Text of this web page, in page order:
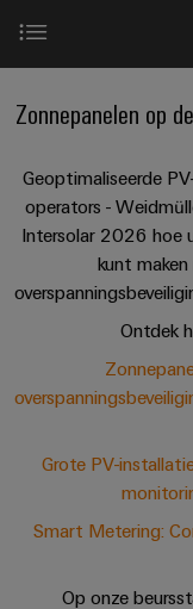
apparaten
Innovatieve
apparaten
Oplossingen
voor
de
vereisten
van
de
bouw
Oplossingen
voor
uitdagingen
Slimme
meting
Smart
Cabinet
Building
en
systemen
Service-
interfaces
solid-
state-
en
en/of
Ons
Nieuws
de
vakpers
Onze
Vind onze
Hoogtepunten
Zonnepanelen
Grote zonne-
Slimme meting
Tickets &
Downloads
Zonnepanelen op
Geoptimaliseerde
operators -
Intersolar 2026 hoe
kunt
Ontdek
Grote PV-
Smart Metering:
Op onze
Industrial
Industriële
Connectivity
Werkplek en
Thermisch
Industriële